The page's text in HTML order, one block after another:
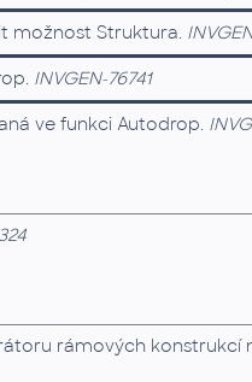
možnost Struktura.
INVGEN-76741
ve funkci Autodrop.
rámových konstrukcí